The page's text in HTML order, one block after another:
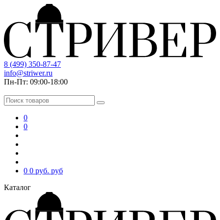
8 (499) 350-87-47
info@striwer.ru
Пн-Пт: 09:00-18:00
0
0
0 0 руб. руб
Каталог